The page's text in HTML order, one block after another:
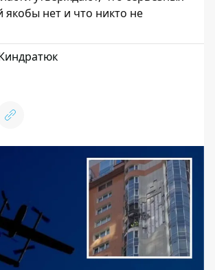
нет и что никто не